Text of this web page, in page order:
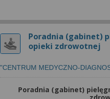
Poradnia (gabinet)
opieki zdrowotnej
"CENTRUM MEDYCZNO-
Poradnia (gabinet)